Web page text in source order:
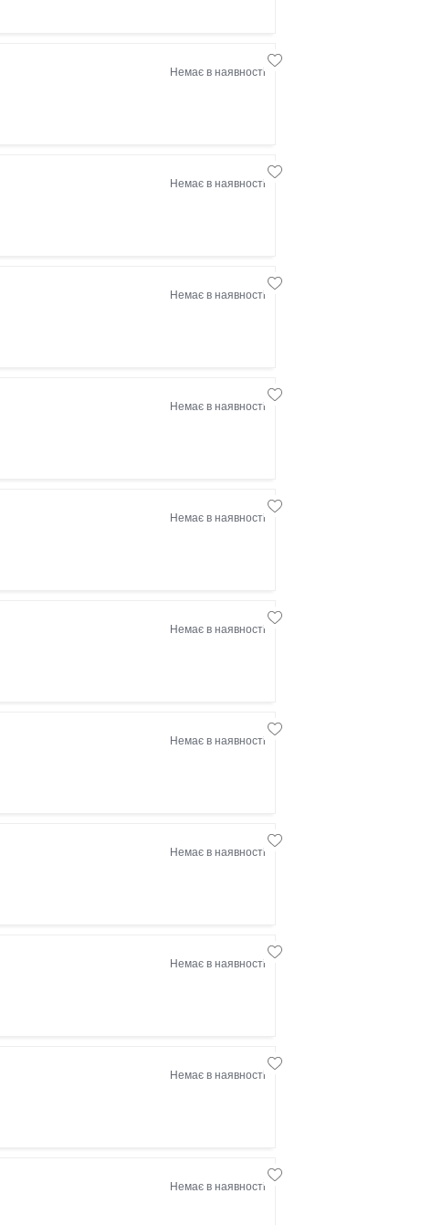
Немає в наявності
Немає в наявності
Немає в наявності
Немає в наявності
Немає в наявності
Немає в наявності
Немає в наявності
Немає в наявності
Немає в наявності
Немає в наявності
Немає в наявності